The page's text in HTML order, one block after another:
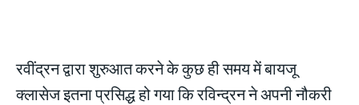
रवींद्रन द्वारा शुरुआत करने के कुछ ही समय में बायजू
क्लासेज इतना प्रसिद्ध हो गया कि रविन्द्रन ने अपनी नौकरी